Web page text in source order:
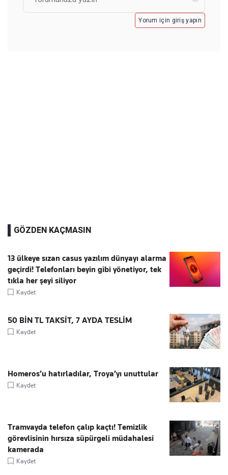
Yorum için giriş yapın
GÖZDEN KAÇMASIN
13 ülkeye sızan casus yazılım dünyayı alarma
geçirdi! Telefonları beyin gibi yönetiyor, tek
tıkla her şeyi siliyor
Kaydet
50 BİN TL TAKSİT, 7 AYDA TESLİM
Kaydet
Homeros’u hatırladılar, Troya’yı unuttular
Kaydet
Tramvayda telefon çalıp kaçtı! Temizlik
görevlisinin hırsıza süpürgeli müdahalesi
kamerada
Kaydet